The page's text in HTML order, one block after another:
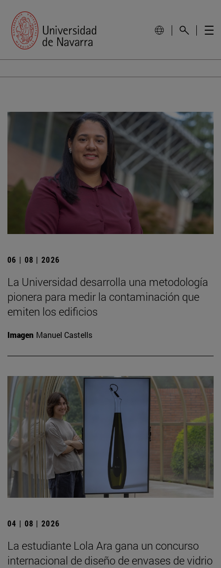
06 | 08 | 2026
La Universidad desarrolla una metodología
pionera para medir la contaminación que
emiten los edificios
Imagen Manuel Castells
04 | 08 | 2026
La estudiante Lola Ara gana un concurso
internacional de diseño de envases de vidrio